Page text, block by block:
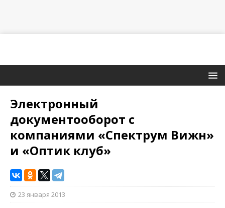
Электронный
документооборот с
компаниями «Спектрум Вижн»
и «Оптик клуб»
23 января 2013